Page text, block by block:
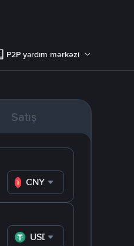
P2P yardım mərkəzi
Satış
CNY
USDT